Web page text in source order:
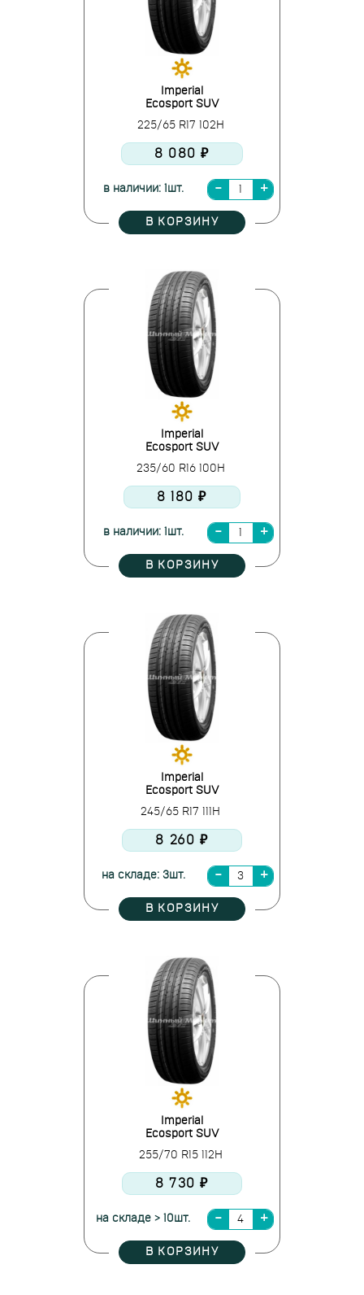
Imperial
Ecosport SUV
225/65 R17 102H
8 080 ₽
в наличии: 1шт.
В КОРЗИНУ
Imperial
Ecosport SUV
235/60 R16 100H
8 180 ₽
в наличии: 1шт.
В КОРЗИНУ
Imperial
Ecosport SUV
245/65 R17 111H
8 260 ₽
на складе: 3шт.
В КОРЗИНУ
Imperial
Ecosport SUV
255/70 R15 112H
8 730 ₽
на складе > 10шт.
В КОРЗИНУ